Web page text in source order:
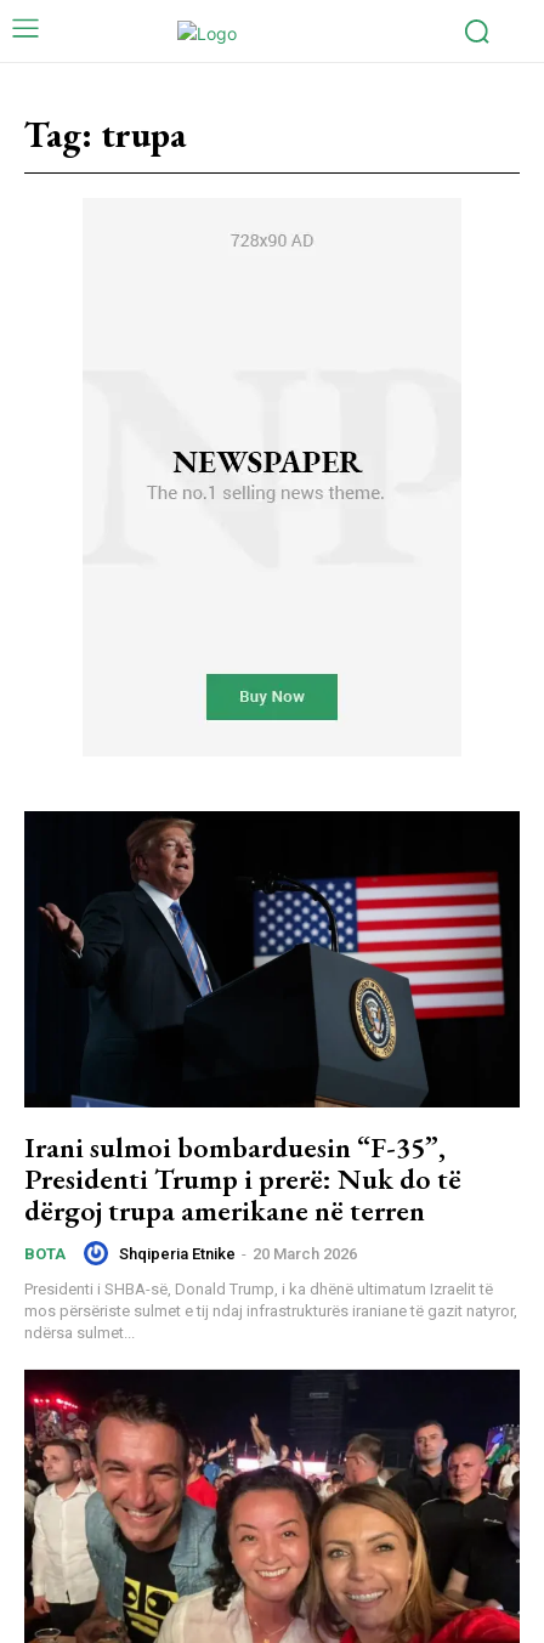
Tag: trupa
Irani sulmoi bombarduesin “F-35”,
Presidenti Trump i prerë: Nuk do të
dërgoj trupa amerikane në terren
BOTA Shqiperia Etnike - 20 March 2026
Presidenti i SHBA-së, Donald Trump, i ka dhënë ultimatum Izraelit të
mos përsëriste sulmet e tij ndaj infrastrukturës iraniane të gazit natyror,
ndërsa sulmet...